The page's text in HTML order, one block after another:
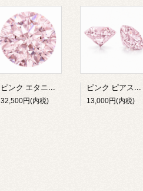
ピンク エタニティー ラボグロウンダイヤモンド 0.1ct 5個 0.5ｃｔ
32,500円(内税)
ピンク ピアス用 ラボグロウンダイヤモンド 0.1ct ２石 0.2ｃｔ
13,000円(内税)